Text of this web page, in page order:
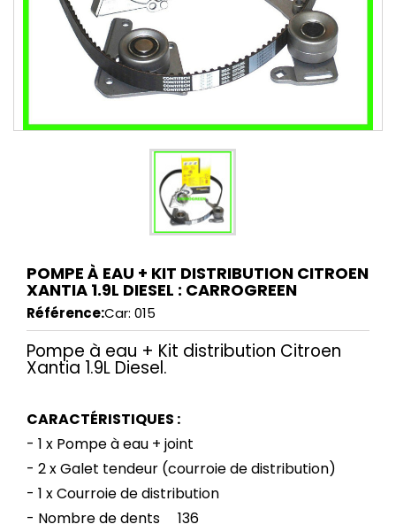
POMPE À EAU + KIT DISTRIBUTION CITROEN
XANTIA 1.9L DIESEL : CARROGREEN
Référence:Car: 015
Pompe à eau + Kit distribution Citroen
Xantia 1.9L Diesel.
CARACTÉRISTIQUES :
- 1 x Pompe à eau + joint
- 2 x Galet tendeur (courroie de distribution)
- 1 x Courroie de distribution
- Nombre de dents 136